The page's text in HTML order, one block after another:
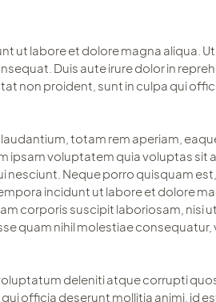
ut labore et dolore magna aliqua. Ut
Duis aute irure dolor in
non proident, sunt in culpa qui
totam rem aperiam,
ipsam voluptatem quia voluptas sit
Neque porro quisquam
incidunt ut labore et dolore
corporis suscipit laboriosam, nisi
quam nihil molestiae consequatur,
deleniti atque corrupti
officia deserunt mollitia animi, id